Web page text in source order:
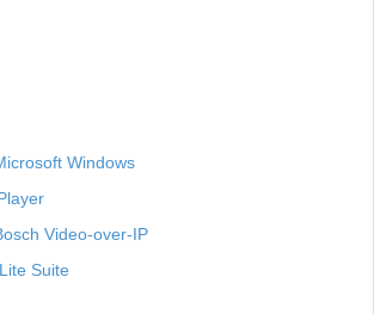
Windows
Video-over-IP
Suite